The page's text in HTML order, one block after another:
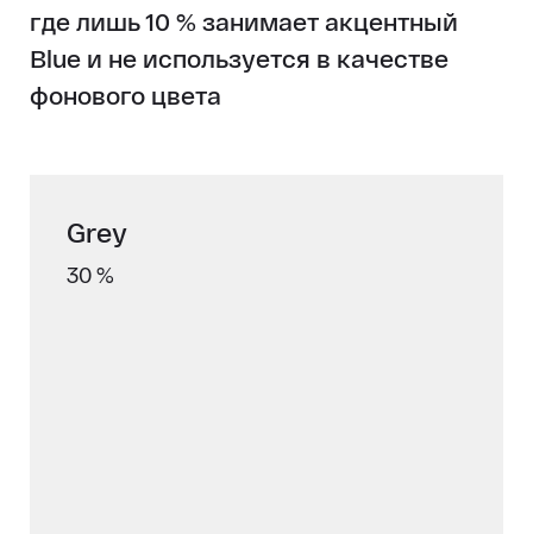
где лишь 10 % занимает акцентный
Blue и не используется в качестве
фонового цвета
Grey
30 %